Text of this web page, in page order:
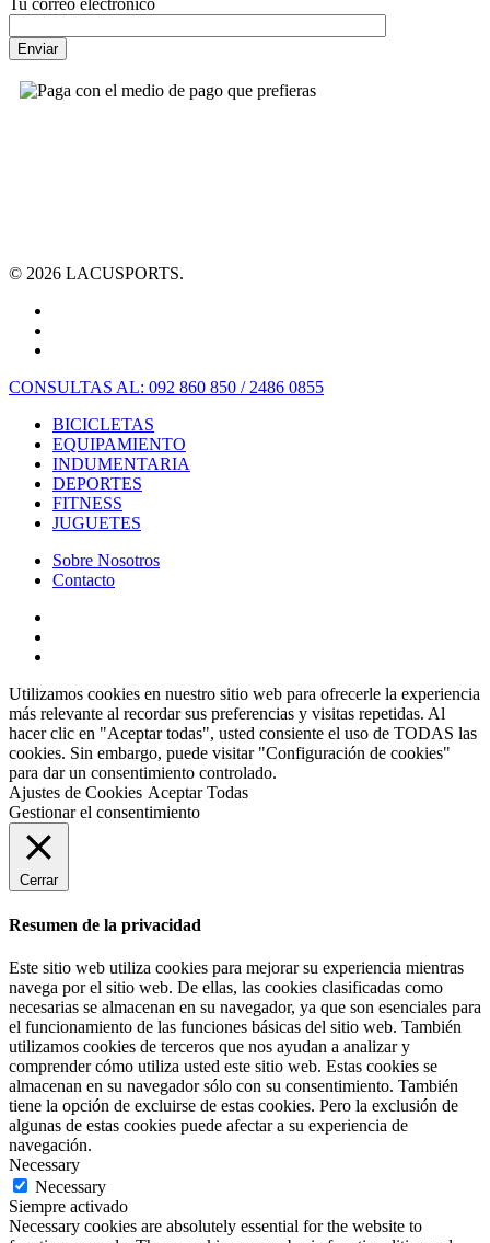
Tu correo electrónico
© 2026 LACUSPORTS.
CONSULTAS AL: 092 860 850 / 2486 0855
BICICLETAS
EQUIPAMIENTO
INDUMENTARIA
DEPORTES
FITNESS
JUGUETES
Sobre Nosotros
Contacto
Utilizamos cookies en nuestro sitio web para ofrecerle la experiencia
más relevante al recordar sus preferencias y visitas repetidas. Al
hacer clic en "Aceptar todas", usted consiente el uso de TODAS las
cookies. Sin embargo, puede visitar "Configuración de cookies"
para dar un consentimiento controlado.
Ajustes de Cookies Aceptar Todas
Gestionar el consentimiento
Cerrar
Resumen de la privacidad
Este sitio web utiliza cookies para mejorar su experiencia mientras
navega por el sitio web. De ellas, las cookies clasificadas como
necesarias se almacenan en su navegador, ya que son esenciales para
el funcionamiento de las funciones básicas del sitio web. También
utilizamos cookies de terceros que nos ayudan a analizar y
comprender cómo utiliza usted este sitio web. Estas cookies se
almacenan en su navegador sólo con su consentimiento. También
tiene la opción de excluirse de estas cookies. Pero la exclusión de
algunas de estas cookies puede afectar a su experiencia de
navegación.
Necessary
Necessary
Siempre activado
Necessary cookies are absolutely essential for the website to